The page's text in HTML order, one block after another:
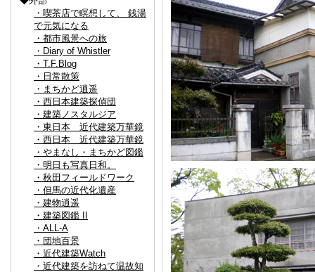
・喫茶店で瞑想して、 銭湯
で元気になる
・都市風景への旅
・Diary of Whistler
・T.F.Blog
・日常散策
・まちかど逍遥
・西日本建築探偵団
・建築ノスタルジア
・東日本 近代建築万華鏡
・西日本 近代建築万華鏡
・やまなし・まちかど図鑑
・明日も写真日和。
・秋田フィールドワーク
・但馬の近代化遺産
・建物逍遥
・建築図鑑 II
・ALL-A
・団地百景
・近代建築Watch
・近代建築を訪ねて温故知